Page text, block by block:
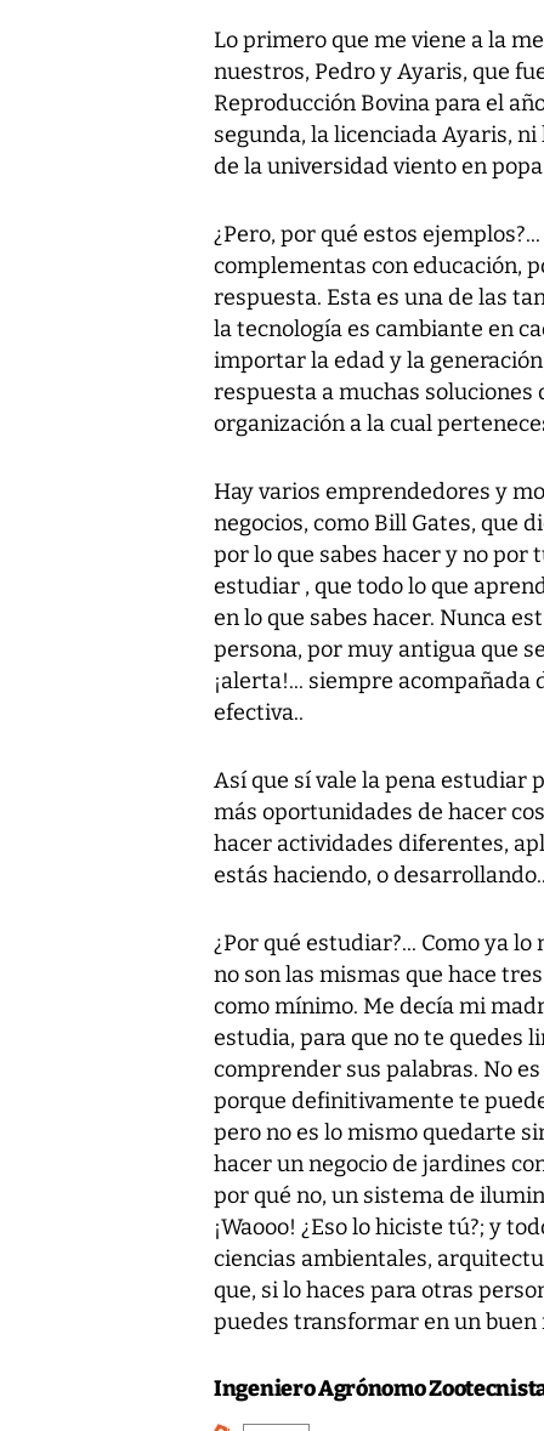
Lo primero que me viene a la
nuestros, Pedro y Ayaris, que
Reproducción Bovina para el
segunda, la licenciada Ayaris,
de la universidad viento en
¿Pero, por qué estos
complementas con educación,
respuesta. Esta es una de las
la tecnología es cambiante en
importar la edad y la
respuesta a muchas soluciones
organización a la cual
Hay varios emprendedores y
negocios, como Bill Gates, que
por lo que sabes hacer y no por
estudiar , que todo lo que
en lo que sabes hacer. Nunca
persona, por muy antigua que
¡alerta!... siempre acompañada
efectiva..
Así que sí vale la pena estudiar
más oportunidades de hacer
hacer actividades diferentes,
estás haciendo, o
¿Por qué estudiar?... Como ya
no son las mismas que hace
como mínimo. Me decía mi
estudia, para que no te quedes
comprender sus palabras. No
porque definitivamente te
pero no es lo mismo quedarte
hacer un negocio de jardines
por qué no, un sistema de
¡Waooo! ¿Eso lo hiciste tú?; y
ciencias ambientales,
que, si lo haces para otras
puedes transformar en un buen
Ingeniero Agrónomo